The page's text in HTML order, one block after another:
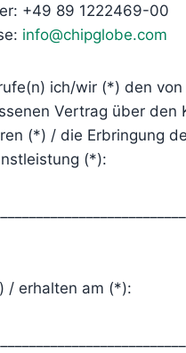
+49 89 1222469-00
info@chipglobe.com
ich/wir (*) den von
Vertrag über den
(*) / die Erbringung
(*):
/ erhalten am (*):